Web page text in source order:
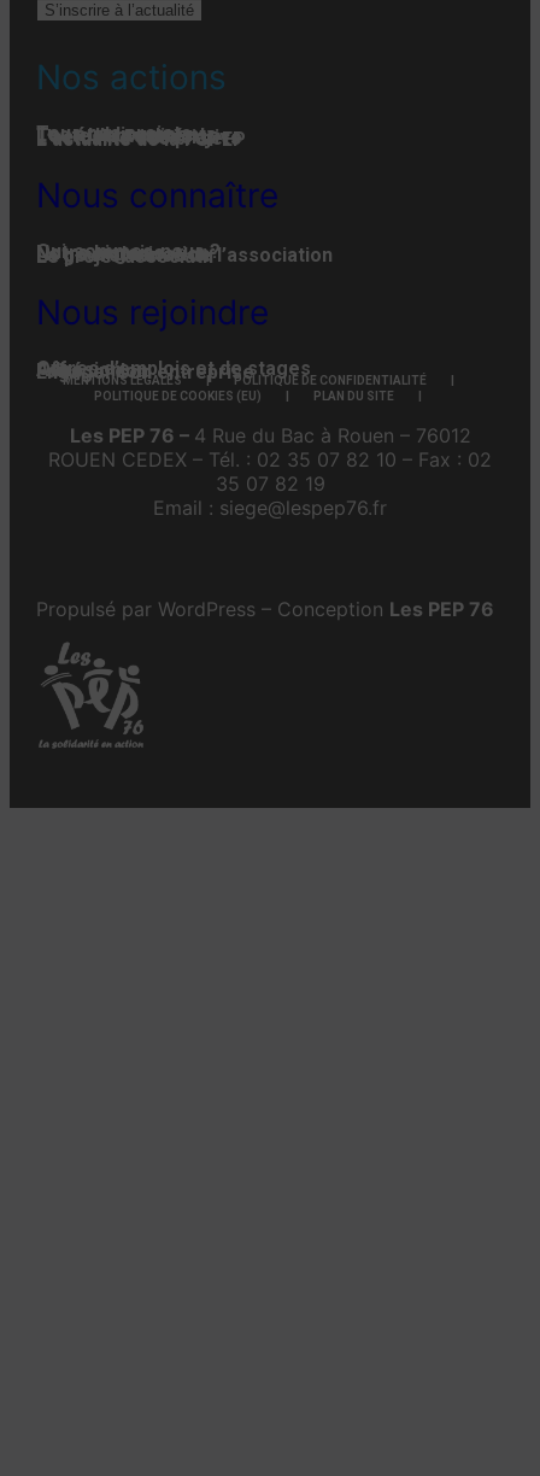
S’inscrire à l’actualité
Nos actions
Tous nos projets
Les établissements
Toute l’actualité
L'actualité associative
L’actualité des projets
L’actualité de la FGPEP
Nous connaître
Qui-sommes-nous ?
Notre histoire
Notre organisation
La gouvernance de l’association
Le projet associatif
Nous rejoindre
Offres d’emplois et de stages
Adhésion
Faire un don
Engager son entreprise
MENTIONS LÉGALES
POLITIQUE DE CONFIDENTIALITÉ
POLITIQUE DE COOKIES (EU)
PLAN DU SITE
Les PEP 76 – 4 Rue du Bac à Rouen – 76012
ROUEN CEDEX – Tél. : 02 35 07 82 10 – Fax : 02
35 07 82 19
Email : siege@lespep76.fr
Propulsé par WordPress – Conception Les PEP 76